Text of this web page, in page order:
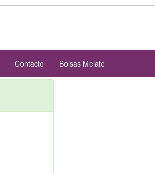
Contacto Bolsas Melate